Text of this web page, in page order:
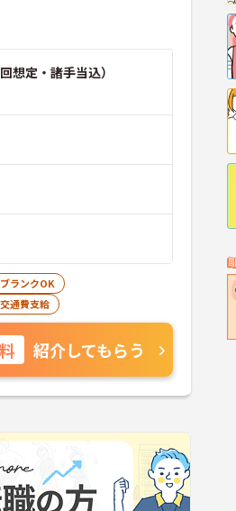
想定・諸手当込）
ブランクOK
交通費支給
紹介してもらう